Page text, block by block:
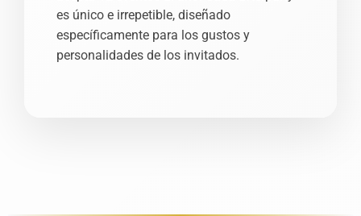
es único e irrepetible, diseñado
específicamente para los gustos y
personalidades de los invitados.